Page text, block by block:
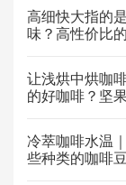
高细快大指的
味？高性价比
让浅烘中烘咖
的好咖啡？坚
冷萃咖啡水温
些种类的咖啡